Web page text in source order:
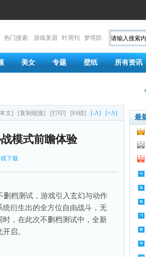
热门搜索: 游戏美眉 叶周刊 梦塔防
美女 专题 壁纸 所有资讯
文] [复制链接] [打印] [纠错] [-A] [+A]
模式前瞻体验
下载
档测试，游戏引入玄幻与动作
衍生出的全方位自由战斗，无
，在此次不删档测试中，全新
启。
最